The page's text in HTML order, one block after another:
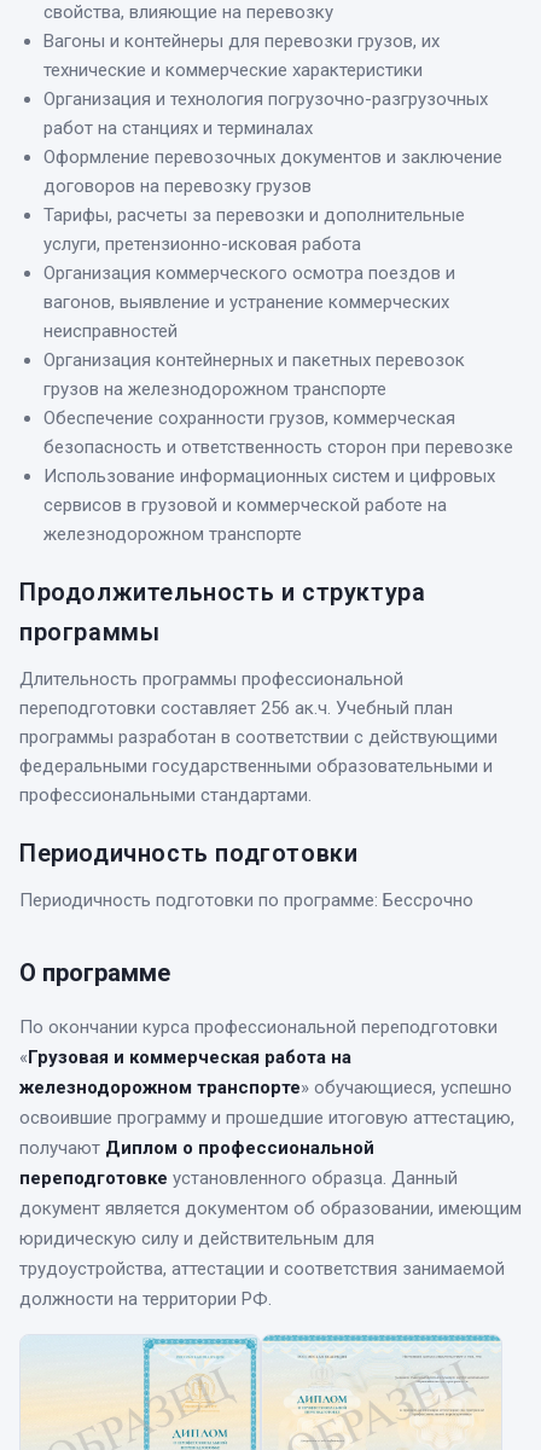
свойства, влияющие на перевозку
Вагоны и контейнеры для перевозки грузов, их
технические и коммерческие характеристики
Организация и технология погрузочно-разгрузочных
работ на станциях и терминалах
Оформление перевозочных документов и заключение
договоров на перевозку грузов
Тарифы, расчеты за перевозки и дополнительные
услуги, претензионно-исковая работа
Организация коммерческого осмотра поездов и
вагонов, выявление и устранение коммерческих
неисправностей
Организация контейнерных и пакетных перевозок
грузов на железнодорожном транспорте
Обеспечение сохранности грузов, коммерческая
безопасность и ответственность сторон при перевозке
Использование информационных систем и цифровых
сервисов в грузовой и коммерческой работе на
железнодорожном транспорте
Продолжительность и структура
программы
Длительность программы профессиональной
переподготовки составляет 256 ак.ч. Учебный план
программы разработан в соответствии с действующими
федеральными государственными образовательными и
профессиональными стандартами.
Периодичность подготовки
Периодичность подготовки по программе: Бессрочно
О программе
По окончании курса профессиональной переподготовки
«Грузовая и коммерческая работа на
железнодорожном транспорте» обучающиеся, успешно
освоившие программу и прошедшие итоговую аттестацию,
получают Диплом о профессиональной
переподготовке установленного образца. Данный
документ является документом об образовании, имеющим
юридическую силу и действительным для
трудоустройства, аттестации и соответствия занимаемой
должности на территории РФ.